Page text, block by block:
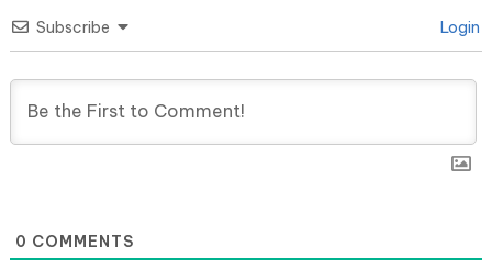
Subscribe Login
0 COMMENTS